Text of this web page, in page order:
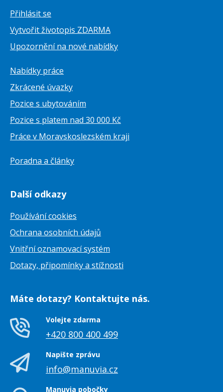
Přihlásit se
Vytvořit životopis ZDARMA
Upozornění na nové nabídky
Nabídky práce
Zkrácené úvazky
Pozice s ubytováním
Pozice s platem nad 30 000 Kč
Práce v Moravskoslezském kraji
Poradna a články
Další odkazy
Používání cookies
Ochrana osobních údajů
Vnitřní oznamovací systém
Dotazy, připomínky a stížnosti
Máte dotazy? Kontaktujte nás.
Volejte zdarma
+420 800 400 499
Napište zprávu
info@manuvia.cz
Manuvia pobočky